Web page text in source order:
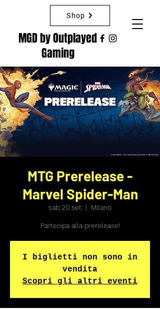
MGD by Outplayed
Gaming
Shop
MTG Prerelease -
Marvel Spider-Man
sab 20 set
  |
Milano
Partecipa alla prerelease!
I biglietti non sono in
vendita
Scopri gli altri eventi